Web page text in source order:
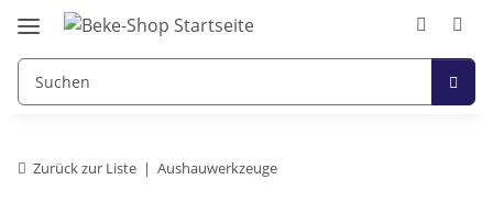
Zurück zur Liste Aushauwerkzeuge